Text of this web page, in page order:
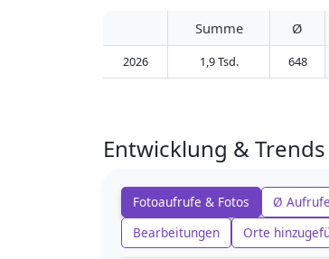
Summe Ø
2026 1,9 Tsd. 648
Entwicklung & Trends
Fotoaufrufe & Fotos Ø
Bearbeitungen
Orte